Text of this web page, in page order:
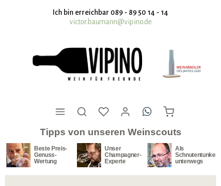
springenIch bin erreichbar 089 - 89 50 14 - 14
victor.baumann@vipino.de
Tipps von unseren Weinscouts
Beste Preis-
Genuss-
Wertung
Unser
Champagner-
Experte
Als
Schnutentunker
unterwegs